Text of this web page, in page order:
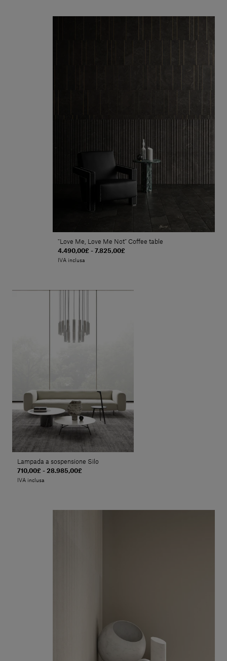
"Love Me, Love Me Not" Coffee table
4.490,00£ - 7.825,00£
IVA inclusa
Lampada a sospensione Silo
710,00£ - 28.985,00£
IVA inclusa